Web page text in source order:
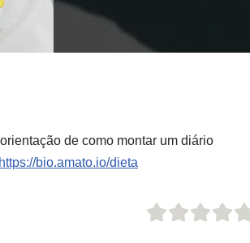
de como montar um diário
https://bio.amato.io/dieta